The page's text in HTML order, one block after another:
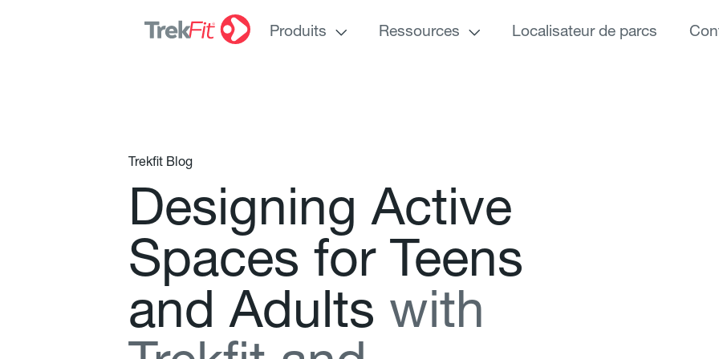
Produits Ressources Localisateur de parcs
Trekfit Blog
Designing Active
Spaces for Teens
and Adults with